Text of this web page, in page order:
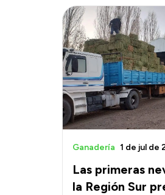
Las primeras
la Región Sur
Ganadería 1 de jul de